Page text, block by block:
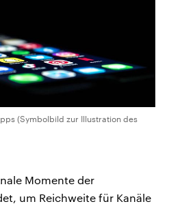
(Symbolbild zur Illustration des
Momente der
um Reichweite für Kanäle